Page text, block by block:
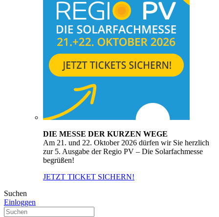
DIE MESSE DER KURZEN WEGE
Am 21. und 22. Oktober 2026 dürfen wir Sie herzlich
zur 5. Ausgabe der Regio PV – Die Solarfachmesse
begrüßen!
JETZT TICKET SICHERN!
Suchen
Einloggen